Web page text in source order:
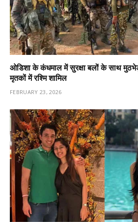
ओडिशा के कंधमाल में सुरक्षा बलों के साथ
मृतकों में रश्मि शामिल
FEBRUARY 23, 2026